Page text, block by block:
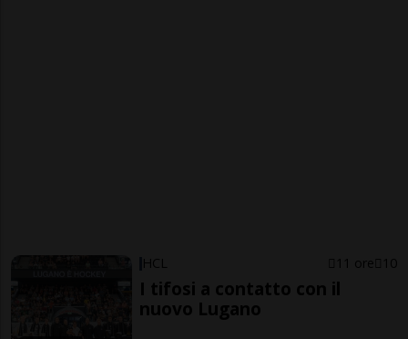
HCL 11 ore 10
I tifosi a contatto con il
nuovo Lugano